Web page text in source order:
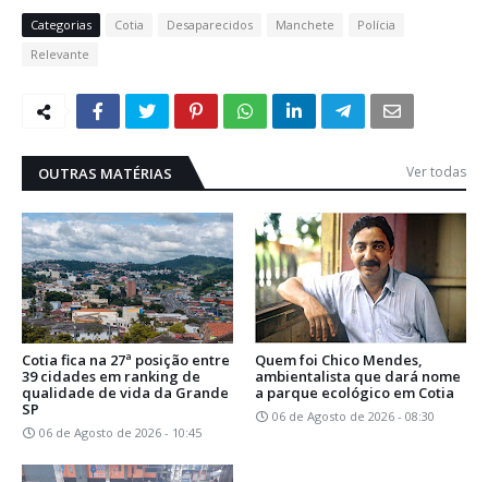
Categorias Cotia Desaparecidos Manchete
Polícia
Relevante
OUTRAS MATÉRIAS Ver todas
Cotia fica na 27ª posição entre
39 cidades em ranking de
qualidade de vida da Grande
SP
06 de Agosto de 2026 - 10:45
Quem foi Chico Mendes,
ambientalista que dará nome
a parque ecológico em Cotia
06 de Agosto de 2026 - 08:30